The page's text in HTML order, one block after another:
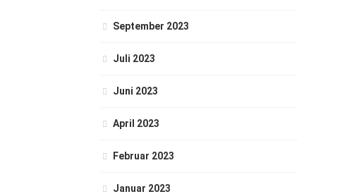
September 2023
Juli 2023
Juni 2023
April 2023
Februar 2023
Januar 2023